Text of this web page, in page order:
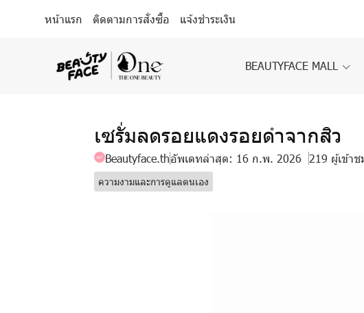
หน้าแรก ติดตามการสั่งซื้อ แจ้งชำระเงิน
BEAUTYFACE MALL
เซรั่มลดรอยแดงรอยดำจากสิว
Beautyface.thอัพเดทล่าสุด: 16 ก.พ. 2026 219 ผู้เข้าช
ความงามและการดูแลตนเอง